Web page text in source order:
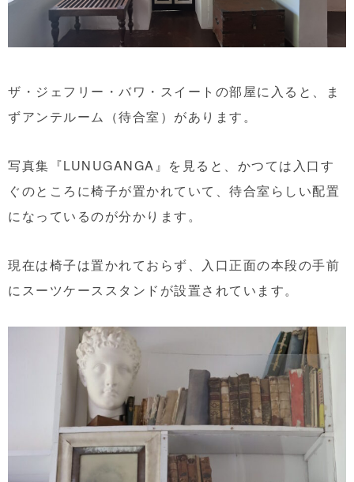
ザ・ジェフリー・バワ・スイートの部屋に入ると、ま
ずアンテルーム（待合室）があります。
写真集『LUNUGANGA』を見ると、かつては入口す
ぐのところに椅子が置かれていて、待合室らしい配置
になっているのが分かります。
現在は椅子は置かれておらず、入口正面の本段の手前
にスーツケーススタンドが設置されています。